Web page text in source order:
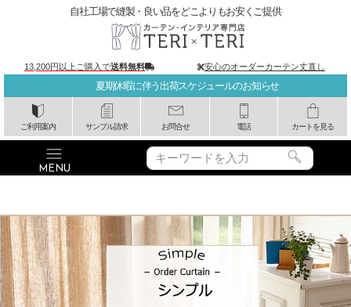
夏期休暇に伴う出荷スケジュールのお知らせ
ご利用案内 サンプル請求 お問合せ 電話 カートを見る
自社工場で縫製・良い品をどこよりもお安くご提供
13,200円以上ご購入で送料無料 安心のオーダーカーテン丈直し